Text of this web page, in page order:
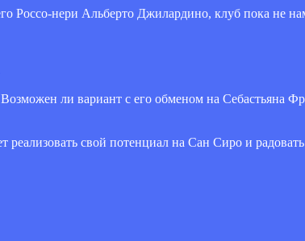
Россо-нери Альберто Джилардино, клуб пока не
ли вариант с его обменом на Себастьяна
свой потенциал на Сан Сиро и